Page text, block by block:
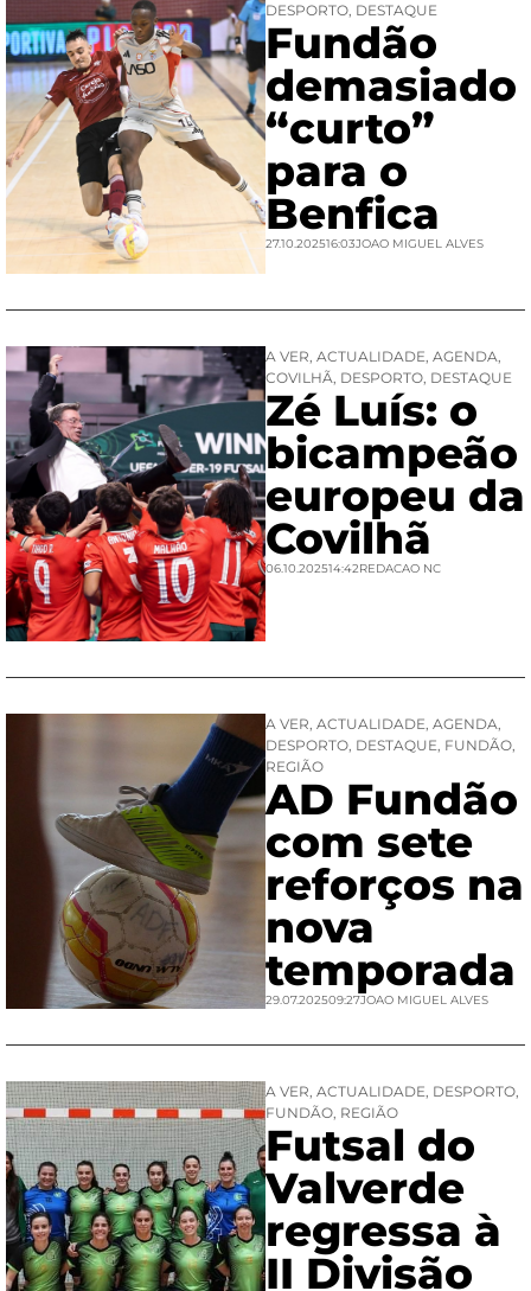
DESPORTO, DESTAQUE
Fundão
demasiado
“curto”
para o
Benfica
27.10.202516:03JOAO MIGUEL ALVES
A VER, ACTUALIDADE, AGENDA,
COVILHÃ, DESPORTO, DESTAQUE
Zé Luís: o
bicampeão
europeu da
Covilhã
06.10.202514:42REDACAO NC
A VER, ACTUALIDADE, AGENDA,
DESPORTO, DESTAQUE, FUNDÃO,
REGIÃO
AD Fundão
com sete
reforços na
nova
temporada
29.07.202509:27JOAO MIGUEL ALVES
A VER, ACTUALIDADE, DESPORTO,
FUNDÃO, REGIÃO
Futsal do
Valverde
regressa à
II Divisão